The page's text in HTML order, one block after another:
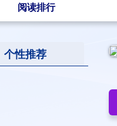
阅读排行
个性推荐